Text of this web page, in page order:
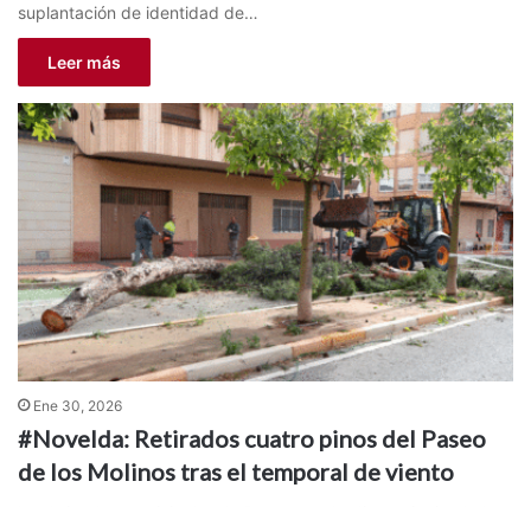
suplantación de identidad de…
Leer más
Ene 30, 2026
#Novelda: Retirados cuatro pinos del Paseo
de los Molinos tras el temporal de viento